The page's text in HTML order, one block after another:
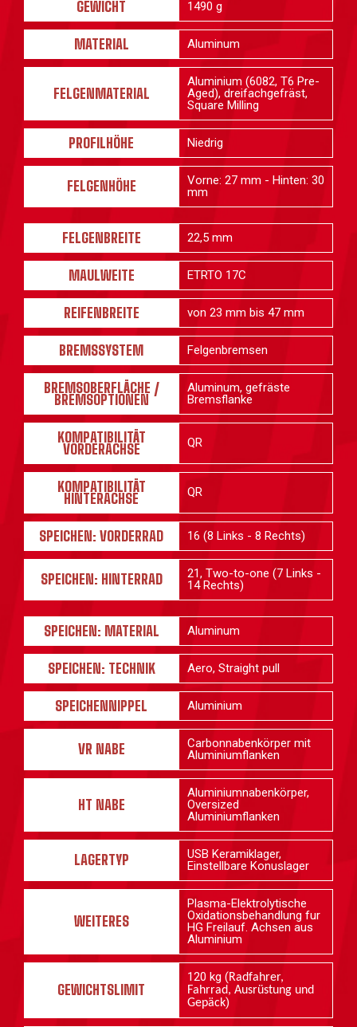
GEWICHT 1490 g
MATERIAL Aluminum
FELGENMATERIAL
Aluminium (6082, T6 Pre-
Aged), dreifachgefräst,
Square Milling
PROFILHÖHE Niedrig
FELGENHÖHE
Vorne: 27 mm - Hinten: 30
mm
FELGENBREITE 22,5 mm
MAULWEITE ETRTO 17C
REIFENBREITE von 23 mm bis 47 mm
BREMSSYSTEM Felgenbremsen
BREMSOBERFLÄCHE /
BREMSOPTIONEN
Aluminum, gefräste
Bremsflanke
KOMPATIBILITÄT
VORDERACHSE QR
KOMPATIBILITÄT
HINTERACHSE QR
SPEICHEN: VORDERRAD 16 (8 Links - 8 Rechts)
SPEICHEN: HINTERRAD
21, Two-to-one (7 Links -
14 Rechts)
SPEICHEN: MATERIAL Aluminum
SPEICHEN: TECHNIK Aero, Straight pull
SPEICHENNIPPEL Aluminium
VR NABE
Carbonnabenkörper mit
Aluminiumflanken
HT NABE
Aluminiumnabenkörper,
Oversized
Aluminiumflanken
LAGERTYP
USB Keramiklager,
Einstellbare Konuslager
WEITERES
Plasma-Elektrolytische
Oxidationsbehandlung fur
HG Freilauf. Achsen aus
Aluminium
GEWICHTSLIMIT
120 kg (Radfahrer,
Fahrrad, Ausrüstung und
Gepäck)